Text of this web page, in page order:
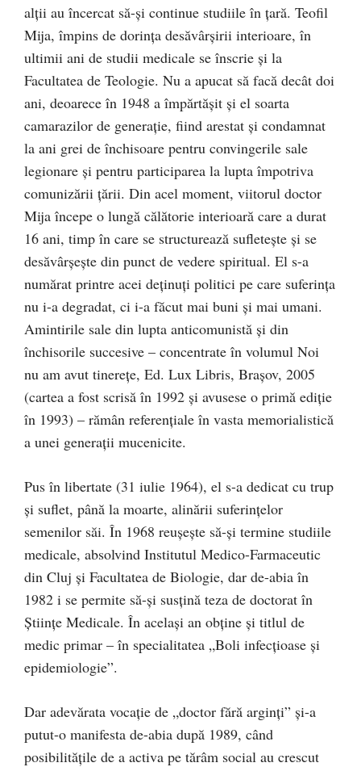
alţii au încercat să-şi continue studiile în ţară. Teofil
Mija, împins de dorinţa desăvârşirii interioare, în
ultimii ani de studii medicale se înscrie şi la
Facultatea de Teologie. Nu a apucat să facă decât doi
ani, deoarece în 1948 a împărtăşit şi el soarta
camarazilor de generaţie, fiind arestat şi condamnat
la ani grei de închisoare pentru convingerile sale
legionare şi pentru participarea la lupta împotriva
comunizării ţării. Din acel moment, viitorul doctor
Mija începe o lungă călătorie interioară care a durat
16 ani, timp în care se structurează sufleteşte şi se
desăvârşeşte din punct de vedere spiritual. El s-a
numărat printre acei deţinuţi politici pe care suferinţa
nu i-a degradat, ci i-a făcut mai buni şi mai umani.
Amintirile sale din lupta anticomunistă şi din
închisorile succesive – concentrate în volumul Noi
nu am avut tinereţe, Ed. Lux Libris, Braşov, 2005
(cartea a fost scrisă în 1992 şi avusese o primă ediţie
în 1993) – rămân referenţiale în vasta memorialistică
a unei generaţii mucenicite.
Pus în libertate (31 iulie 1964), el s-a dedicat cu trup
şi suflet, până la moarte, alinării suferinţelor
semenilor săi. În 1968 reuşeşte să-şi termine studiile
medicale, absolvind Institutul Medico-Farmaceutic
din Cluj şi Facultatea de Biologie, dar de-abia în
1982 i se permite să-şi susţină teza de doctorat în
Ştiinţe Medicale. În acelaşi an obţine şi titlul de
medic primar – în specialitatea „Boli infecţioase şi
epidemiologie”.
Dar adevărata vocaţie de „doctor fără arginţi” şi-a
putut-o manifesta de-abia după 1989, când
posibilităţile de a activa pe tărâm social au crescut